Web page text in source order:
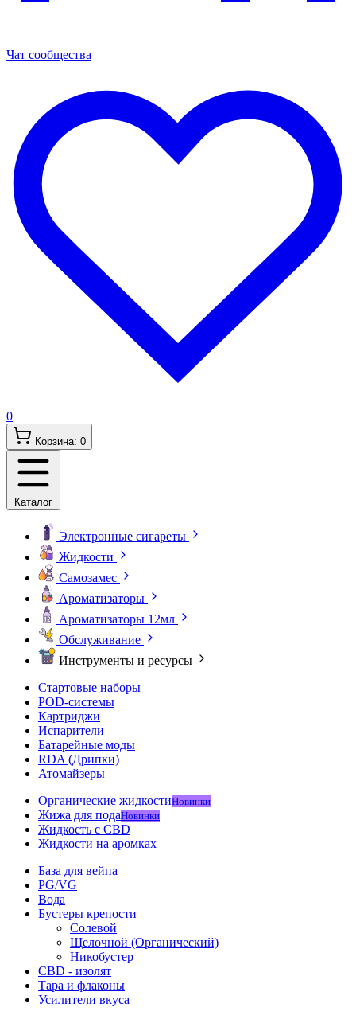
Чат сообщества
0
Корзина: 0
Каталог
Электронные сигареты
Жидкости
Самозамес
Ароматизаторы
Ароматизаторы 12мл
Обслуживание
Инструменты и ресурсы
Стартовые наборы
POD-системы
Картриджи
Испарители
Батарейные моды
RDA (Дрипки)
Атомайзеры
Органические жидкостиНовинки
Жижа для подаНовинки
Жидкость с CBD
Жидкости на аромках
База для вейпа
PG/VG
Вода
Бустеры крепости
Солевой
Щелочной (Органический)
Никобустер
CBD - изолят
Тара и флаконы
Усилители вкуса